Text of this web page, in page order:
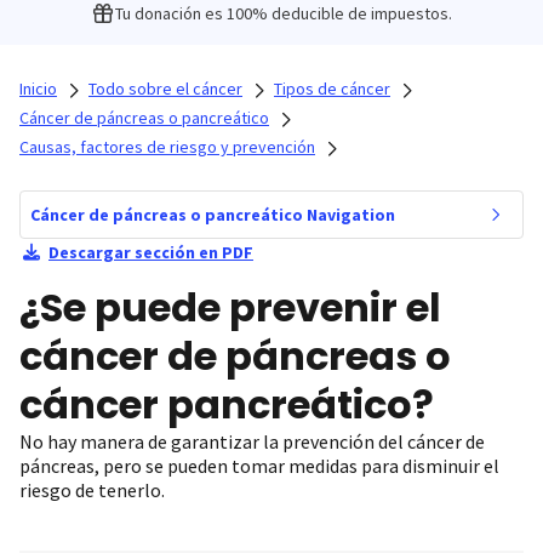
Tu donación es 100% deducible de impuestos.
Inicio Todo sobre el cáncer
Tipos de cáncer
Cáncer de páncreas o pancreático
Causas, factores de riesgo y prevención
Cáncer de páncreas o pancreático Navigation
Descargar sección en PDF
¿Se puede prevenir el
cáncer de páncreas o
cáncer pancreático?
No hay manera de garantizar la prevención del cáncer de
páncreas, pero se pueden tomar medidas para disminuir el
riesgo de tenerlo.